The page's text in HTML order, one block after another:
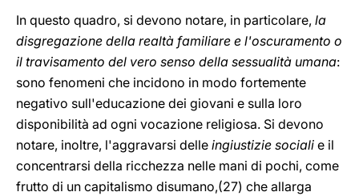
In questo quadro, si devono notare, in particolare, la
disgregazione della realtà familiare e l'oscuramento o
il travisamento del vero senso della sessualità umana:
sono fenomeni che incidono in modo fortemente
negativo sull'educazione dei giovani e sulla loro
disponibilità ad ogni vocazione religiosa. Si devono
notare, inoltre, l'aggravarsi delle ingiustizie sociali e il
concentrarsi della ricchezza nelle mani di pochi, come
frutto di un capitalismo disumano,(27) che allarga